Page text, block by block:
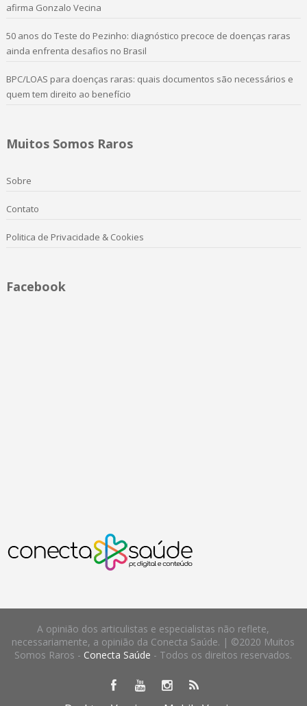
afirma Gonzalo Vecina
50 anos do Teste do Pezinho: diagnóstico precoce de doenças raras
ainda enfrenta desafios no Brasil
BPC/LOAS para doenças raras: quais documentos são necessários e
quem tem direito ao benefício
Muitos Somos Raros
Sobre
Contato
Politica de Privacidade & Cookies
Facebook
A opinião dos articulistas e especialistas não reflete,
necessariamente, a opinião da Conecta Saúde. | ©2020 Muitos
Somos Raros - Conecta Saúde - Todos os direitos reservados.